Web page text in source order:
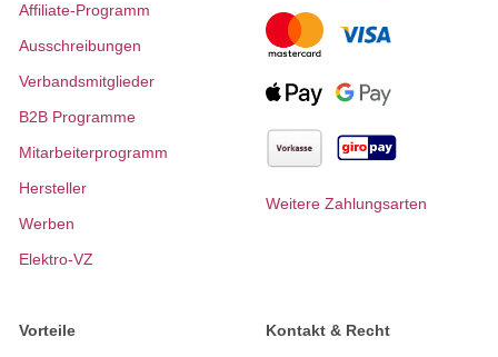
Affiliate-Programm
Ausschreibungen
Verbandsmitglieder
B2B Programme
Mitarbeiterprogramm
Hersteller
Werben
Elektro-VZ
Weitere Zahlungsarten
Vorteile Kontakt & Recht